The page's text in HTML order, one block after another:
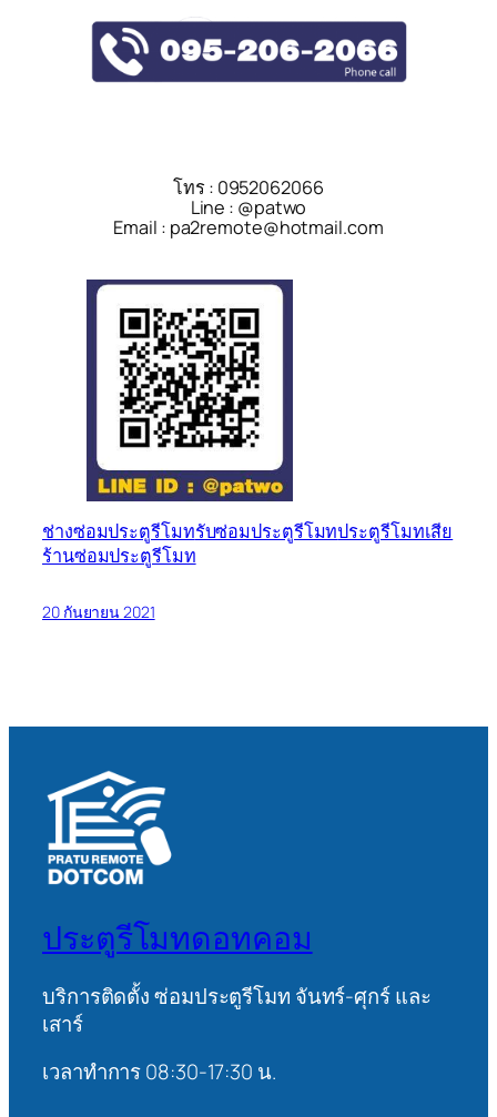
โทร : 0952062066
Line : @patwo
Email : pa2remote@hotmail.com
ช่างซ่อมประตูรีโมทรับซ่อมประตูรีโมทประตูรีโมทเสีย
ร้านซ่อมประตูรีโมท
20 กันยายน 2021
ประตูรีโมทดอทคอม
บริการติดตั้ง ซ่อมประตูรีโมท จันทร์-ศุกร์ และ
เสาร์
เวลาทำการ 08:30-17:30 น.